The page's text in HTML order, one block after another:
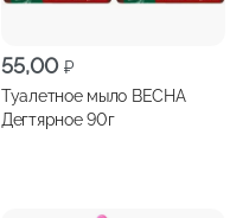
55,00 ₽
Туалетное мыло ВЕСНА
Дегтярное 90г